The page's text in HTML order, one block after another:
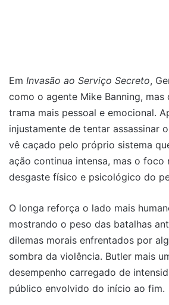
Em Invasão ao Serviço Secreto,
como o agente Mike Banning, mas
trama mais pessoal e emocional.
injustamente de tentar assassinar
vê caçado pelo próprio sistema
ação continua intensa, mas o foco
desgaste físico e psicológico do
O longa reforça o lado mais
mostrando o peso das batalhas
dilemas morais enfrentados por
sombra da violência. Butler mais
desempenho carregado de
público envolvido do início ao fim.